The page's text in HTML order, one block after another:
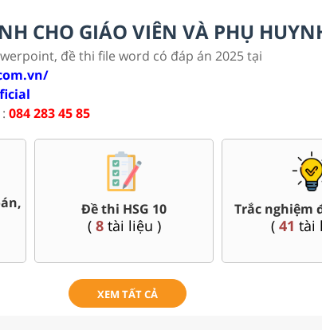
CHO GIÁO VIÊN VÀ PHỤ
đề thi file word có đáp án 2025 tại
084 283 45 85
Bài giảng Powerpoint Văn,
Sử, Địa 10....
(42 tài liệu )
Giáo án
( 95 tài
XEM TẤT CẢ